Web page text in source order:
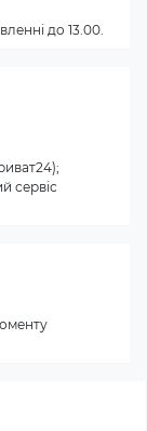
до 13.00.
сервіс